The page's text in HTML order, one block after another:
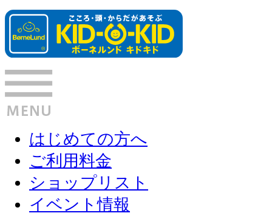
はじめての方へ
ご利用料金
ショップリスト
イベント情報